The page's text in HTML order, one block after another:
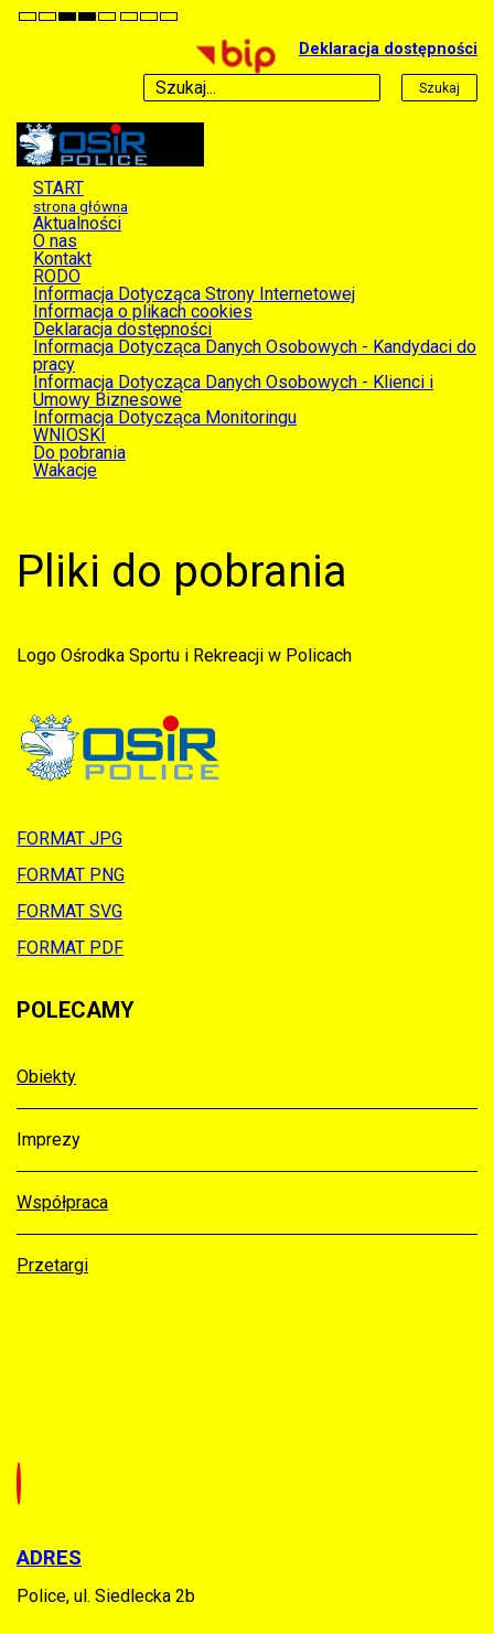
Default
Night
HighHighHighSetSetSet
Font
Deklaracja dostępności
Szukaj
START
strona główna
Aktualności
O nas
Kontakt
RODO
Informacja Dotycząca Strony Internetowej
Informacja o plikach cookies
Deklaracja dostępności
Informacja Dotycząca Danych Osobowych - Kandydaci do
pracy
Informacja Dotycząca Danych Osobowych - Klienci i
Umowy Biznesowe
Informacja Dotycząca Monitoringu
WNIOSKI
Do pobrania
Wakacje
Pliki do pobrania
Logo Ośrodka Sportu i Rekreacji w Policach
FORMAT JPG
FORMAT PNG
FORMAT SVG
FORMAT PDF
POLECAMY
Obiekty
Imprezy
Współpraca
Przetargi
ADRES
Police, ul. Siedlecka 2b